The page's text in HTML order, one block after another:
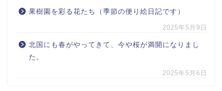
果樹園を彩る花たち（季節の便り絵日記です）
2025年5月9日
北国にも春がやってきて、今や桜が満開になりまし
た。
2025年5月6日